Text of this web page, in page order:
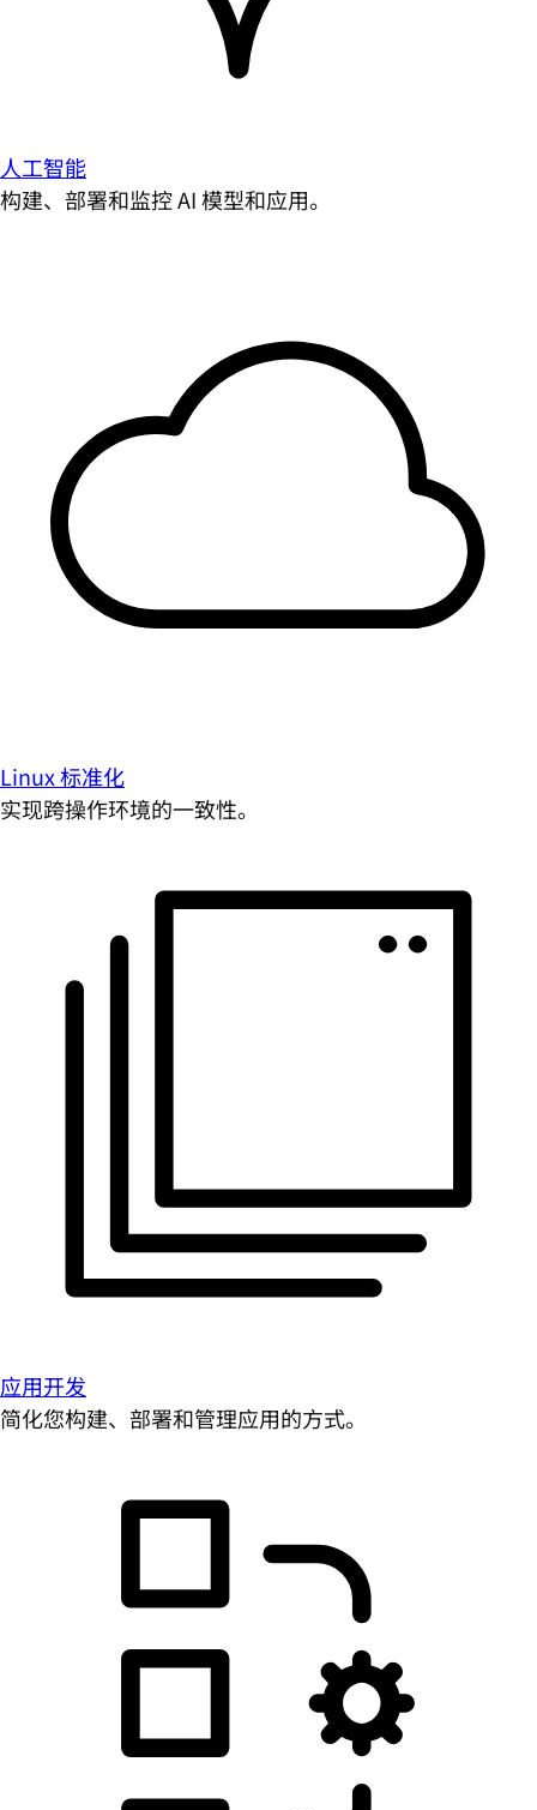
人工智能
构建、部署和监控 AI 模型和应用。
Linux 标准化
实现跨操作环境的一致性。
应用开发
简化您构建、部署和管理应用的方式。